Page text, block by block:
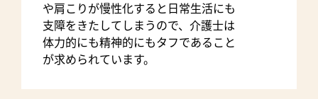
や肩こりが慢性化すると日常生活にも
支障をきたしてしまうので、介護士は
体力的にも精神的にもタフであること
が求められています。